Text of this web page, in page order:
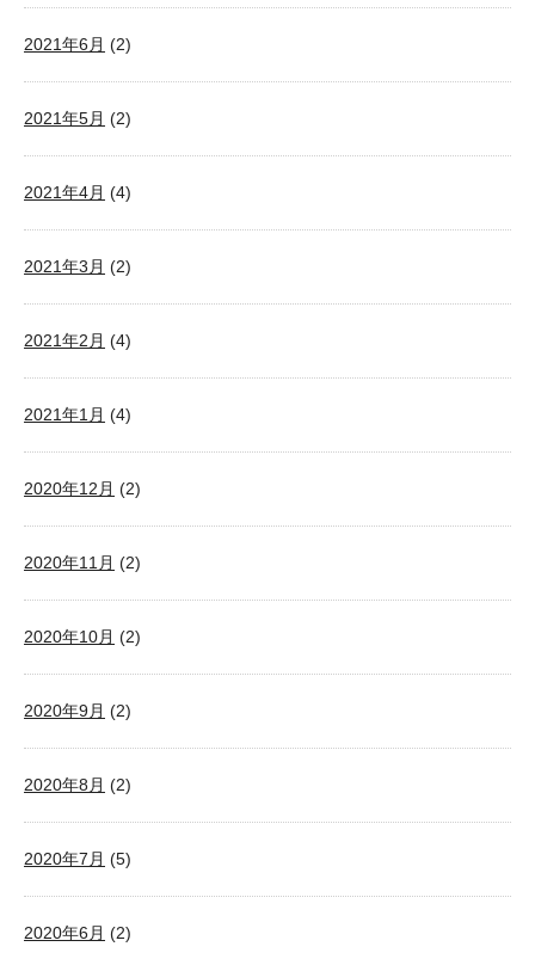
2021年6月 (2)
2021年5月 (2)
2021年4月 (4)
2021年3月 (2)
2021年2月 (4)
2021年1月 (4)
2020年12月 (2)
2020年11月 (2)
2020年10月 (2)
2020年9月 (2)
2020年8月 (2)
2020年7月 (5)
2020年6月 (2)